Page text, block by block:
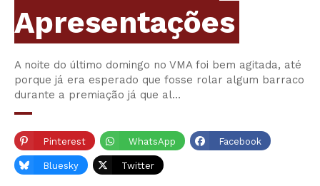
Apresentações
A noite do último domingo no VMA foi bem agitada, até
porque já era esperado que fosse rolar algum barraco
durante a premiação já que al…
Pinterest WhatsApp Facebook
Bluesky Twitter